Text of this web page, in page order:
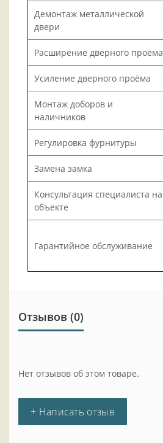
Демонтаж металлической
двери
Расширение дверного проёма
Усиление дверного проёма
Монтаж доборов и
наличников
Регулировка фурнитуры
Замена замка
Консультация специалиста на
объекте
Гарантийное обслуживание
Отзывов (0)
Нет отзывов об этом товаре.
+ Написать отзыв